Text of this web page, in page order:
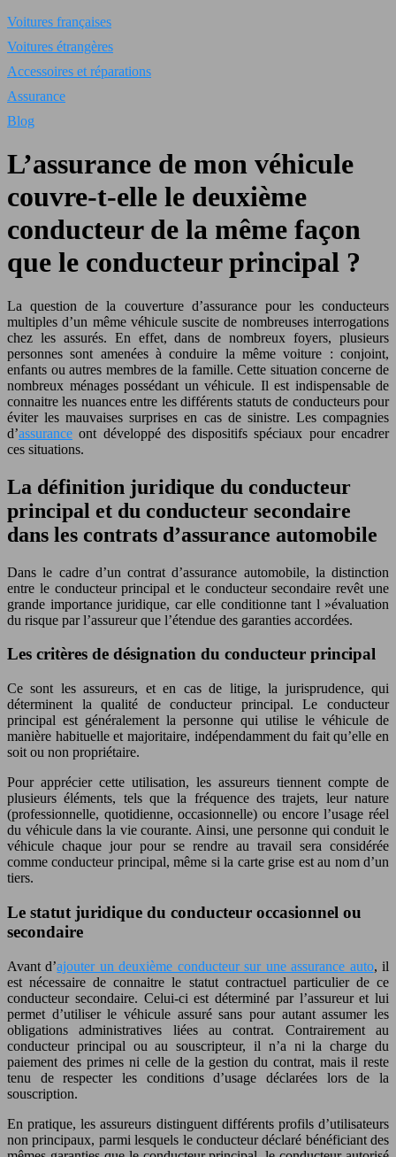
Voitures françaises
Voitures étrangères
Accessoires et réparations
Assurance
Blog
L’assurance de mon véhicule
couvre-t-elle le deuxième
conducteur de la même façon
que le conducteur principal ?
La question de la couverture d’assurance pour les conducteurs
multiples d’un même véhicule suscite de nombreuses interrogations
chez les assurés. En effet, dans de nombreux foyers, plusieurs
personnes sont amenées à conduire la même voiture : conjoint,
enfants ou autres membres de la famille. Cette situation concerne de
nombreux ménages possédant un véhicule. Il est indispensable de
connaitre les nuances entre les différents statuts de conducteurs pour
éviter les mauvaises surprises en cas de sinistre. Les compagnies
d’assurance ont développé des dispositifs spéciaux pour encadrer
ces situations.
La définition juridique du conducteur
principal et du conducteur secondaire
dans les contrats d’assurance automobile
Dans le cadre d’un contrat d’assurance automobile, la distinction
entre le conducteur principal et le conducteur secondaire revêt une
grande importance juridique, car elle conditionne tant l »évaluation
du risque par l’assureur que l’étendue des garanties accordées.
Les critères de désignation du conducteur principal
Ce sont les assureurs, et en cas de litige, la jurisprudence, qui
déterminent la qualité de conducteur principal. Le conducteur
principal est généralement la personne qui utilise le véhicule de
manière habituelle et majoritaire, indépendamment du fait qu’elle en
soit ou non propriétaire.
Pour apprécier cette utilisation, les assureurs tiennent compte de
plusieurs éléments, tels que la fréquence des trajets, leur nature
(professionnelle, quotidienne, occasionnelle) ou encore l’usage réel
du véhicule dans la vie courante. Ainsi, une personne qui conduit le
véhicule chaque jour pour se rendre au travail sera considérée
comme conducteur principal, même si la carte grise est au nom d’un
tiers.
Le statut juridique du conducteur occasionnel ou
secondaire
Avant d’ajouter un deuxième conducteur sur une assurance auto, il
est nécessaire de connaitre le statut contractuel particulier de ce
conducteur secondaire. Celui-ci est déterminé par l’assureur et lui
permet d’utiliser le véhicule assuré sans pour autant assumer les
obligations administratives liées au contrat. Contrairement au
conducteur principal ou au souscripteur, il n’a ni la charge du
paiement des primes ni celle de la gestion du contrat, mais il reste
tenu de respecter les conditions d’usage déclarées lors de la
souscription.
En pratique, les assureurs distinguent différents profils d’utilisateurs
non principaux, parmi lesquels le conducteur déclaré bénéficiant des